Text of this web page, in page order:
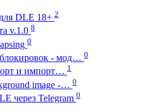
DLE 18+ 2
v.1.0 8
0
- мод… 0
и импорт… 1
image -… 0
через Telegram 0